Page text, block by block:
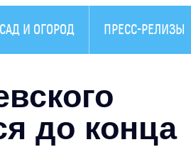
САД И ОГОРОД ПРЕСС-РЕЛИЗЫ
до конца